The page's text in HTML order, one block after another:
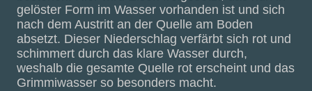
gelöster Form im Wasser vorhanden ist und sich
nach dem Austritt an der Quelle am Boden
absetzt. Dieser Niederschlag verfärbt sich rot und
schimmert durch das klare Wasser durch,
weshalb die gesamte Quelle rot erscheint und das
Grimmiwasser so besonders macht.